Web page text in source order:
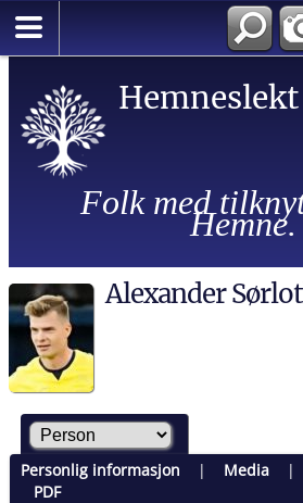
Hemneslekt
Folk med
Hemne.
Alexander
Personlig informasjon | Media|
PDF